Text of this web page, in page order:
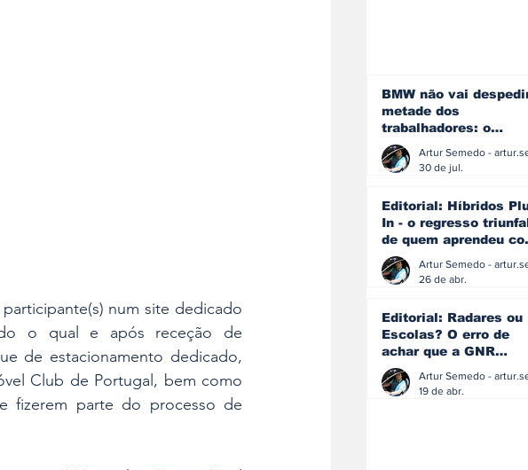
num site dedicado
o qual e após receção de
de estacionamento dedicado,
Club de Portugal, bem como
fizerem parte do processo de
BMW não vai
metade dos
trabalhadores: o
problema é o
que muitos decidiram
30 de jul.
Editorial: Híbridos
In - o regresso
de quem aprendeu
os erros do passado
26 de abr.
Editorial: Radares ou
Escolas? O erro de
achar que a GNR
resolve o que a
educação falhou
19 de abr.